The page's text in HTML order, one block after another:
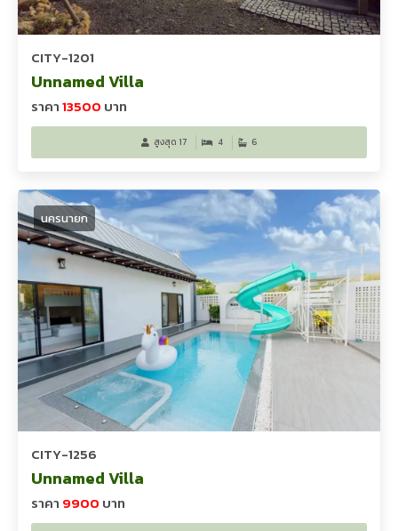
CITY-1201
Unnamed Villa
ราคา13500 บาท
สูงสุด 17 4 6
นครนายก
CITY-1256
Unnamed Villa
ราคา 9900 บาท